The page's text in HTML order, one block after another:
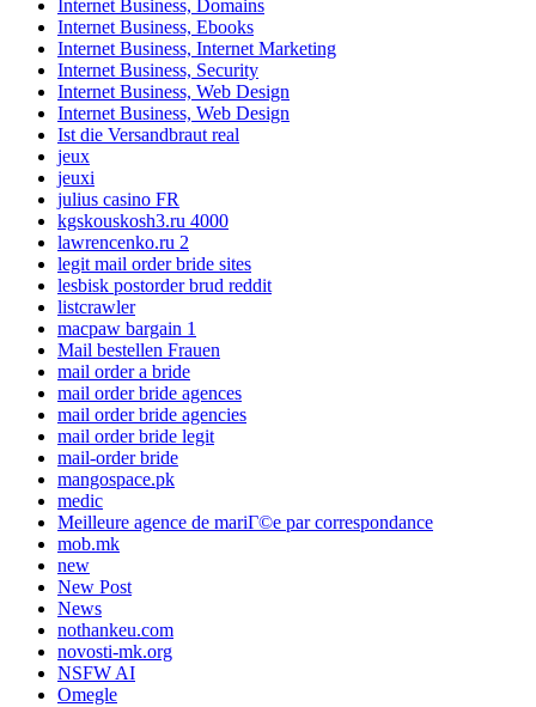
Internet Business, Domains
Internet Business, Ebooks
Internet Business, Internet Marketing
Internet Business, Security
Internet Business, Web Design
Internet Business, Web Design
Ist die Versandbraut real
jeux
jeuxi
julius casino FR
kgskouskosh3.ru 4000
lawrencenko.ru 2
legit mail order bride sites
lesbisk postorder brud reddit
listcrawler
macpaw bargain 1
Mail bestellen Frauen
mail order a bride
mail order bride agences
mail order bride agencies
mail order bride legit
mail-order bride
mangospace.pk
medic
Meilleure agence de mariГ©e par correspondance
mob.mk
new
New Post
News
nothankeu.com
novosti-mk.org
NSFW AI
Omegle